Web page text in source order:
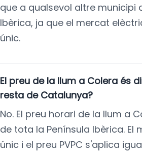
que a qualsevol altre municipi
Ibèrica, ja que el mercat
únic.
El preu de la llum a Colera és
resta de Catalunya?
No. El preu horari de la llum a
de tota la Península Ibèrica. El
únic i el preu PVPC s'aplica